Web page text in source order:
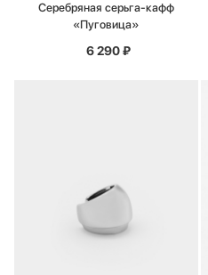
Серебряная серьга-кафф
«Пуговица»
6 290₽